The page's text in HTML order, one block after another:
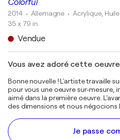
Colorful
2014 • Allemagne • Acrylique,
35 x 79 in
Vendue
Vous avez adoré cette
Bonne nouvelle ! L'artiste travaille
pour vous une oeuvre sur-mesure,
aimé dans la première oeuvre.
des dimensions et nous négocions
Je passe